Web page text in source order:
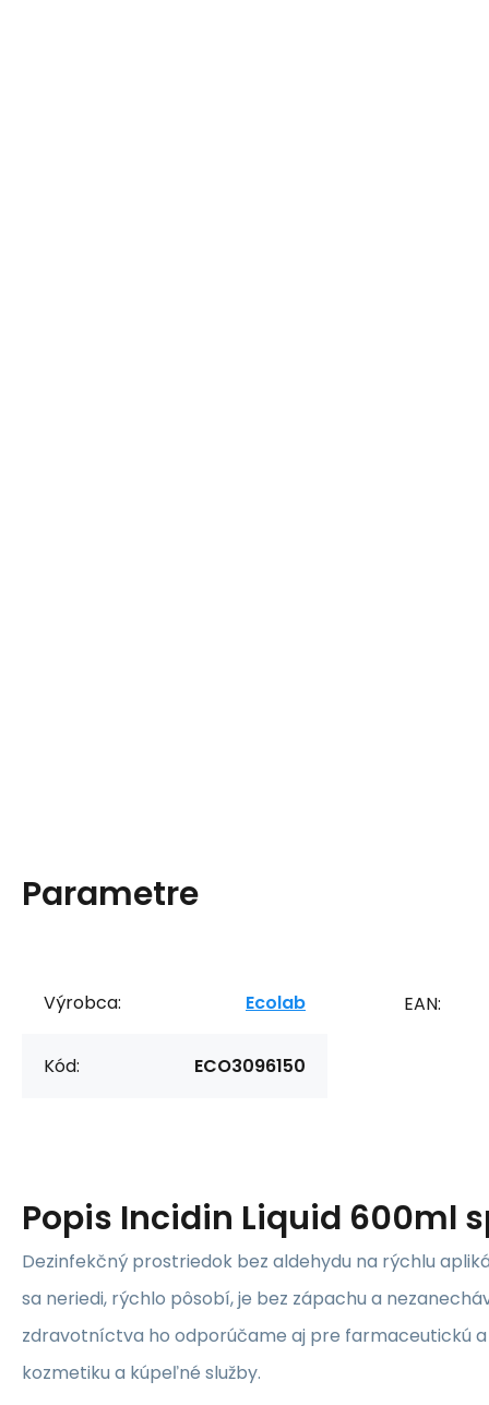
Parametre
Výrobca: Ecolab
Kód: ECO3096150
EAN:
Popis Incidin Liquid 600ml
Dezinfekčný prostriedok bez aldehydu na rýchlu
sa neriedi, rýchlo pôsobí, je bez zápachu a
zdravotníctva ho odporúčame aj pre farmaceutickú
kozmetiku a kúpeľné služby.